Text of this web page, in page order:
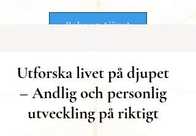
Boka en tjänst
Utforska livet på djupet
– Andlig och personlig
utveckling på riktigt